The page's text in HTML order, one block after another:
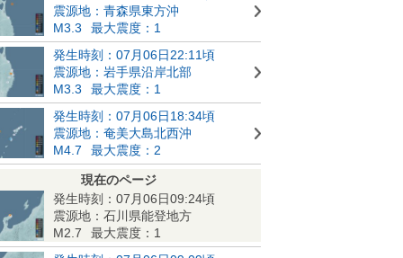
震源地：青森県東方沖
M3.3
最大震度：1
発生時刻：07月06日22:11頃
震源地：岩手県沿岸北部
M3.3
最大震度：1
発生時刻：07月06日18:34頃
震源地：奄美大島北西沖
M4.7
最大震度：2
現在のページ
発生時刻：07月06日09:24頃
震源地：石川県能登地方
M2.7
最大震度：1